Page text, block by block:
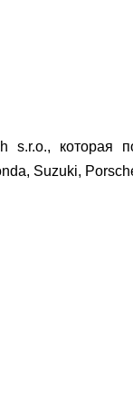
которая
Suzuki,